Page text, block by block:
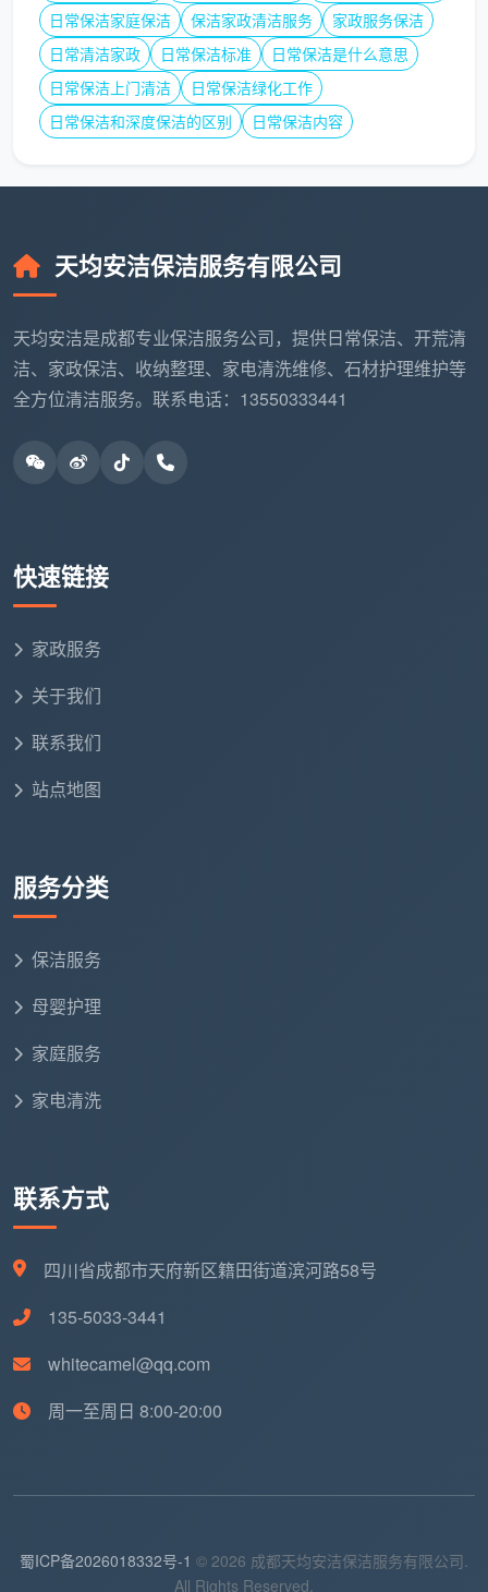
日常保洁家庭保洁
保洁家政清洁服务
家政服务保洁
日常清洁家政
日常保洁标准
日常保洁是什么意思
日常保洁上门清洁
日常保洁绿化工作
日常保洁和深度保洁的区别
日常保洁内容
天均安洁保洁服务有限公司
天均安洁是成都专业保洁服务公司，提供日常保洁、开荒清
洁、家政保洁、收纳整理、家电清洗维修、石材护理维护等
全方位清洁服务。联系电话：13550333441
快速链接
家政服务
关于我们
联系我们
站点地图
服务分类
保洁服务
母婴护理
家庭服务
家电清洗
联系方式
四川省成都市天府新区籍田街道滨河路58号
135-5033-3441
whitecamel@qq.com
周一至周日 8:00-20:00
蜀ICP备2026018332号-1 © 2026 成都天均安洁保洁服务有限公司.
All Rights Reserved.